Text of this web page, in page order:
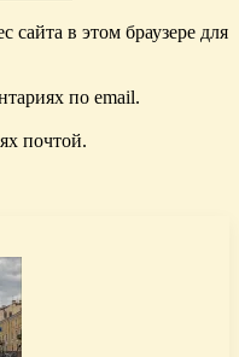
сайта в этом браузере для
по email.
почтой.